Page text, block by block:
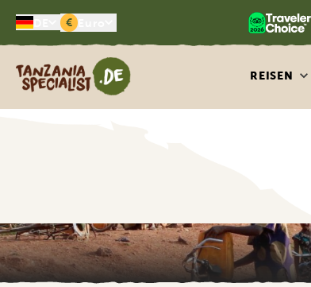
€
Tanzania Specialist
REISEN